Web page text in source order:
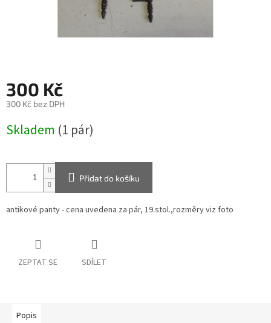
300 Kč
300 Kč bez DPH
cena:
Skladem (1 pár)
Přidat do košíku
antikové panty - cena uvedena za pár, 19.stol.,rozměry viz foto
ZEPTAT SE SDÍLET
Popis